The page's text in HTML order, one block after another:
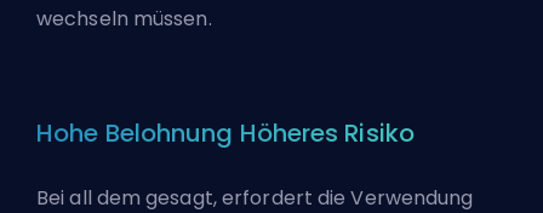
wechseln müssen.
Hohe Belohnung Höheres Risiko
Bei all dem gesagt, erfordert die Verwendung